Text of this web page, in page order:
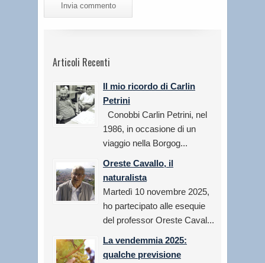
Articoli Recenti
Il mio ricordo di Carlin
Petrini
Conobbi Carlin Petrini, nel
1986, in occasione di un
viaggio nella Borgog...
Oreste Cavallo, il
naturalista
Martedì 10 novembre 2025,
ho partecipato alle esequie
del professor Oreste Caval...
La vendemmia 2025:
qualche previsione